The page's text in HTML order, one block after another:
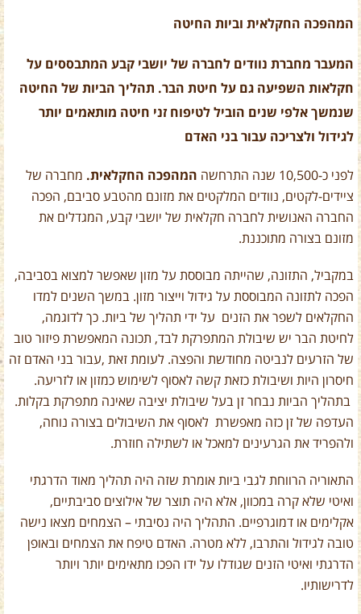
המהפכה החקלאית וביות החיטה
המעבר מחברת נוודים לחברה של יושבי קבע המתבססים על
חקלאות השפיעה גם על חיטת הבר. תהליך הביות של החיטה
שנמשך אלפי שנים הוביל לטיפוח זני חיטה מותאמים יותר
לגידול ולצריכה עבור בני האדם
לפני כ-10,500 שנה התרחשה המהפכה החקלאית. מחברה של
ציידים-לקטים, נוודים המלקטים את מזונם מהטבע סביבם, הפכה
החברה האנושית לחברה חקלאית של יושבי קבע, המגדלים את
מזונם בצורה מתוכננת.
במקביל, התזונה, שהייתה מבוססת על מזון שאפשר למצוא בסביבה,
הפכה לתזונה המבוססת על גידול וייצור מזון. במשך השנים למדו
החקלאים לשפר את הזנים על ידי תהליך של ביות. כך לדוגמה,
לחיטת הבר יש שיבולת המתפרקת לבד, תכונה המאפשרת פיזור טוב
של הזרעים לנביטה מחודשת והפצה. לעומת זאת ,עבור בני האדם זה
חיסרון היות ושיבולת כזאת קשה לאסוף לשימוש כמזון או לזריעה.
בתהליך הביות נבחר זן בעל שיבולת יציבה שאינה מתפרקת בקלות.
העדפה של זן כזה מאפשרת לאסוף את השיבולים בצורה נוחה,
ולהפריד את הגרעינים למאכל או לשתילה חוזרת.
התאוריה הרווחת לגבי ביות אומרת שזה היה תהליך מאוד הדרגתי
ואיטי שלא קרה במכוון, אלא היה תוצר של אילוצים סביבתיים,
אקלימים או דמוגרפיים. התהליך היה נסיבתי – הצמחים מצאו נישה
טובה לגידול והתרבו, ללא מטרה. האדם טיפח את הצמחים ובאופן
הדרגתי ואיטי הזנים שגודלו על ידו הפכו מתאימים יותר ויותר
לדרישותיו.